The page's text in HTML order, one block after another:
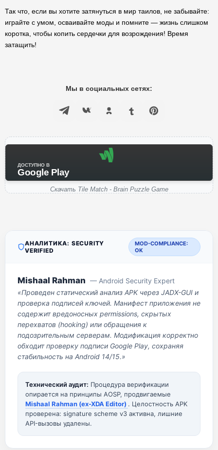
Так что, если вы хотите затянуться в мир таилов, не забывайте:
играйте с умом, осваивайте моды и помните — жизнь слишком
коротка, чтобы копить сердечки для возрождения! Время
затащить!
Мы в социальных сетях:
ДОСТУПНО В
Google Play
Скачать Tile Match - Brain Puzzle Game
АНАЛИТИКА: SECURITY
VERIFIED
MOD-COMPLIANCE:
OK
Mishaal Rahman — Android Security Expert
«Проведен статический анализ APK через JADX-GUI и
проверка подписей ключей. Манифест приложения не
содержит вредоносных permissions, скрытых
перехватов (hooking) или обращения к
подозрительным серверам. Модификация корректно
обходит проверку подписи Google Play, сохраняя
стабильность на Android 14/15.»
Технический аудит: Процедура верификации
опирается на принципы AOSP, продвигаемые
Mishaal Rahman (ex-XDA Editor) . Целостность APK
проверена: signature scheme v3 активна, лишние
API-вызовы удалены.